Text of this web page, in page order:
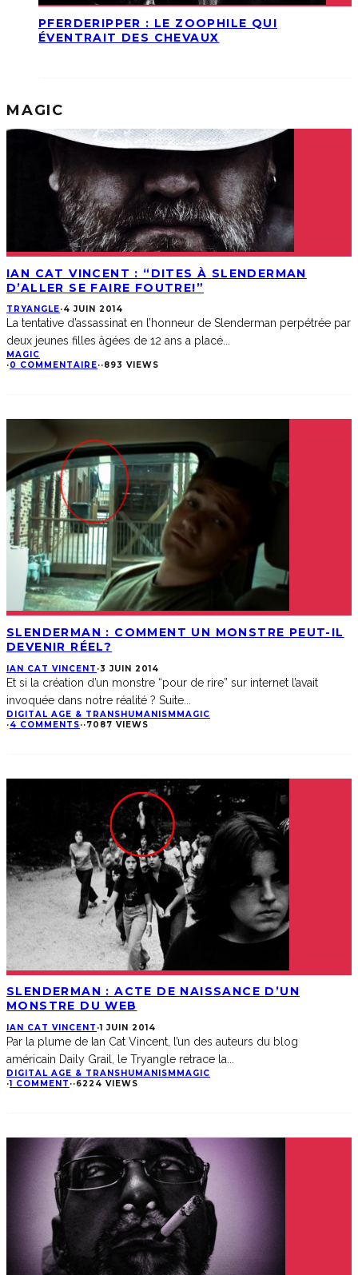
PFERDERIPPER : LE ZOOPHILE QUI
ÉVENTRAIT DES CHEVAUX
MAGIC
IAN CAT VINCENT : “DITES À SLENDERMAN
D’ALLER SE FAIRE FOUTRE!”
TRYANGLE·4 JUIN 2014
La tentative d’assassinat en l’honneur de Slenderman perpétrée par
deux jeunes filles âgées de 12 ans a placé...
MAGIC
·0 COMMENTAIRE··893 VIEWS
SLENDERMAN : COMMENT UN MONSTRE PEUT-IL
DEVENIR RÉEL?
IAN CAT VINCENT ·3 JUIN 2014
Et si la création d’un monstre “pour de rire” sur internet l’avait
invoquée dans notre réalité ? Suite
DIGITAL AGE & TRANSHUMANISM MAGIC
·4 COMMENTS··7087 VIEWS
SLENDERMAN : ACTE DE NAISSANCE D’UN
MONSTRE DU WEB
IAN CAT VINCENT ·1 JUIN 2014
Par la plume de Ian Cat Vincent, l’un des auteurs du blog
américain Daily Grail, le Tryangle retrace la
DIGITAL AGE & TRANSHUMANISM MAGIC
·1 COMMENT ··6224 VIEWS